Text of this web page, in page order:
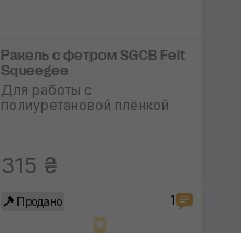
Ракель c фетром SGCB Felt
Squeegee
Для работы с
полиуретановой плёнкой
315 ₴
Продано 1